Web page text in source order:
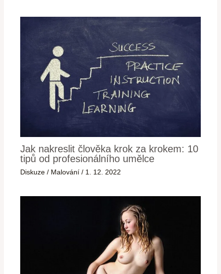
Jak nakreslit člověka krok za krokem: 10
tipů od profesionálního umělce
Diskuze / Malování / 1. 12. 2022